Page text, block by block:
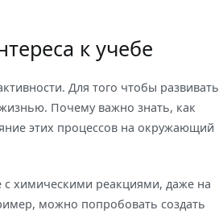
к учебе
Для того чтобы развивать
Почему важно знать, как
этих процессов на окружающий
с химическими реакциями, даже на
можно попробовать создать